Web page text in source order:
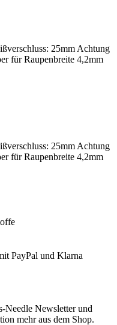
25mm Achtung
für Raupenbreite 4,2mm
25mm Achtung
für Raupenbreite 4,2mm
PayPal und Klarna
Needle Newsletter und
mehr aus dem Shop.